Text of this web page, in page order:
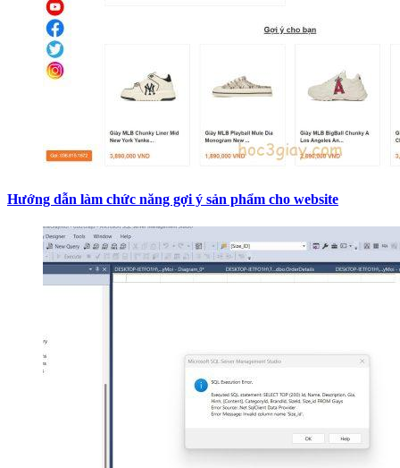
Hướng dẫn làm chức năng gợi ý sản phẩm cho website